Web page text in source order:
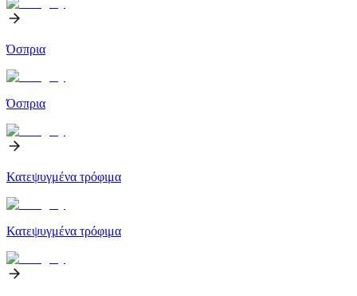
Όσπρια
Όσπρια
Κατεψυγμένα τρόφιμα
Κατεψυγμένα τρόφιμα